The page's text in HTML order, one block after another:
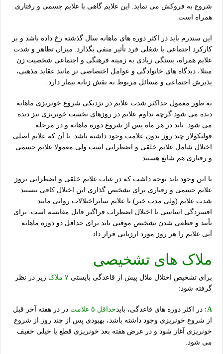
شروع به فروکش می نماید. این علایم گاهی با علایم جسمی و رفتاری
همراه است.
این سندرم باید در اکثر دوره های ماهانه سال گذشته رخ داده باشد و بر
کارکرد اجتماعی یا شغلی فرد تأثیر منفی بگذارد. میزان تظاهر و شدت
علایم همراه، بستگی زیادی به زمینه فرهنگی و اجتماعی شخصیت زن
مبتلا، دیدگاه های خانوادگی و عوامل اختصاصی تر مانند عقاید مذهبی،
پذیرش اجتماعی و مسائل مربوط به نقش زنانه بیمار دارد.
به طور معمول حداکثر شدت علایم در نزدیکی شروع خونریزی ماهانه
دیده می شود گرچه تداوم علایم در روزهای نخست خونریزی نیز دیده
می شود. باید در هر ماه پس از شروع دوره ماهانه و در مرحله
فولیکولار چند روز بدون علامت وجود داشته باشد. با آن که علایم اصلی
اختلال شامل علایم خلقی و اضطرابی است ولی معمولا علایم جسمی
و رفتاری هم شایع هستند.
با این وجود باید توجه داشت که در غیاب علایم خلقی و اضطرابی بروز
علایم جسمی و رفتاری برای تشخیص گذاری این اختلال کافی نیستند.
شدت علایم (ولی مدت خیر) با علایم سایراختلالات روانی مانند
افسردگی اساسی یا اختلال اضطراب فراگیر قابل مقایسه است. برای
تأیید و قطعی شدن تشخیص موقتی باید برای حداقل دو دوره ماهانه
آتی علایم را هر روز مورد ارزیابی قرار داد.
ملاک های تشخیصی
برای تشخیص اختلال ملال پیش از قاعدگی بایستی ۷ ملاک
زیر در نظر
گرفته شود:
A: در اکثر دوره های قاعدگی، بایدحداقل ۵ علامت
در در هفته آخر قبل
از شروع خونریزی وجود داشته باشد، بهبودی پس از چند روز از شروع
خونریزی آغاز شود و در عرض هفته بعد خونریزی قطع یا خیلی خفیف
می شود.